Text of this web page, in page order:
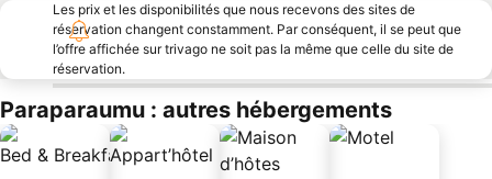
Les prix et les disponibilités que nous recevons des sites de
réservation changent constamment. Par conséquent, il se peut que
l’offre affichée sur trivago ne soit pas la même que celle du site de
réservation.
Paraparaumu : autres hébergements